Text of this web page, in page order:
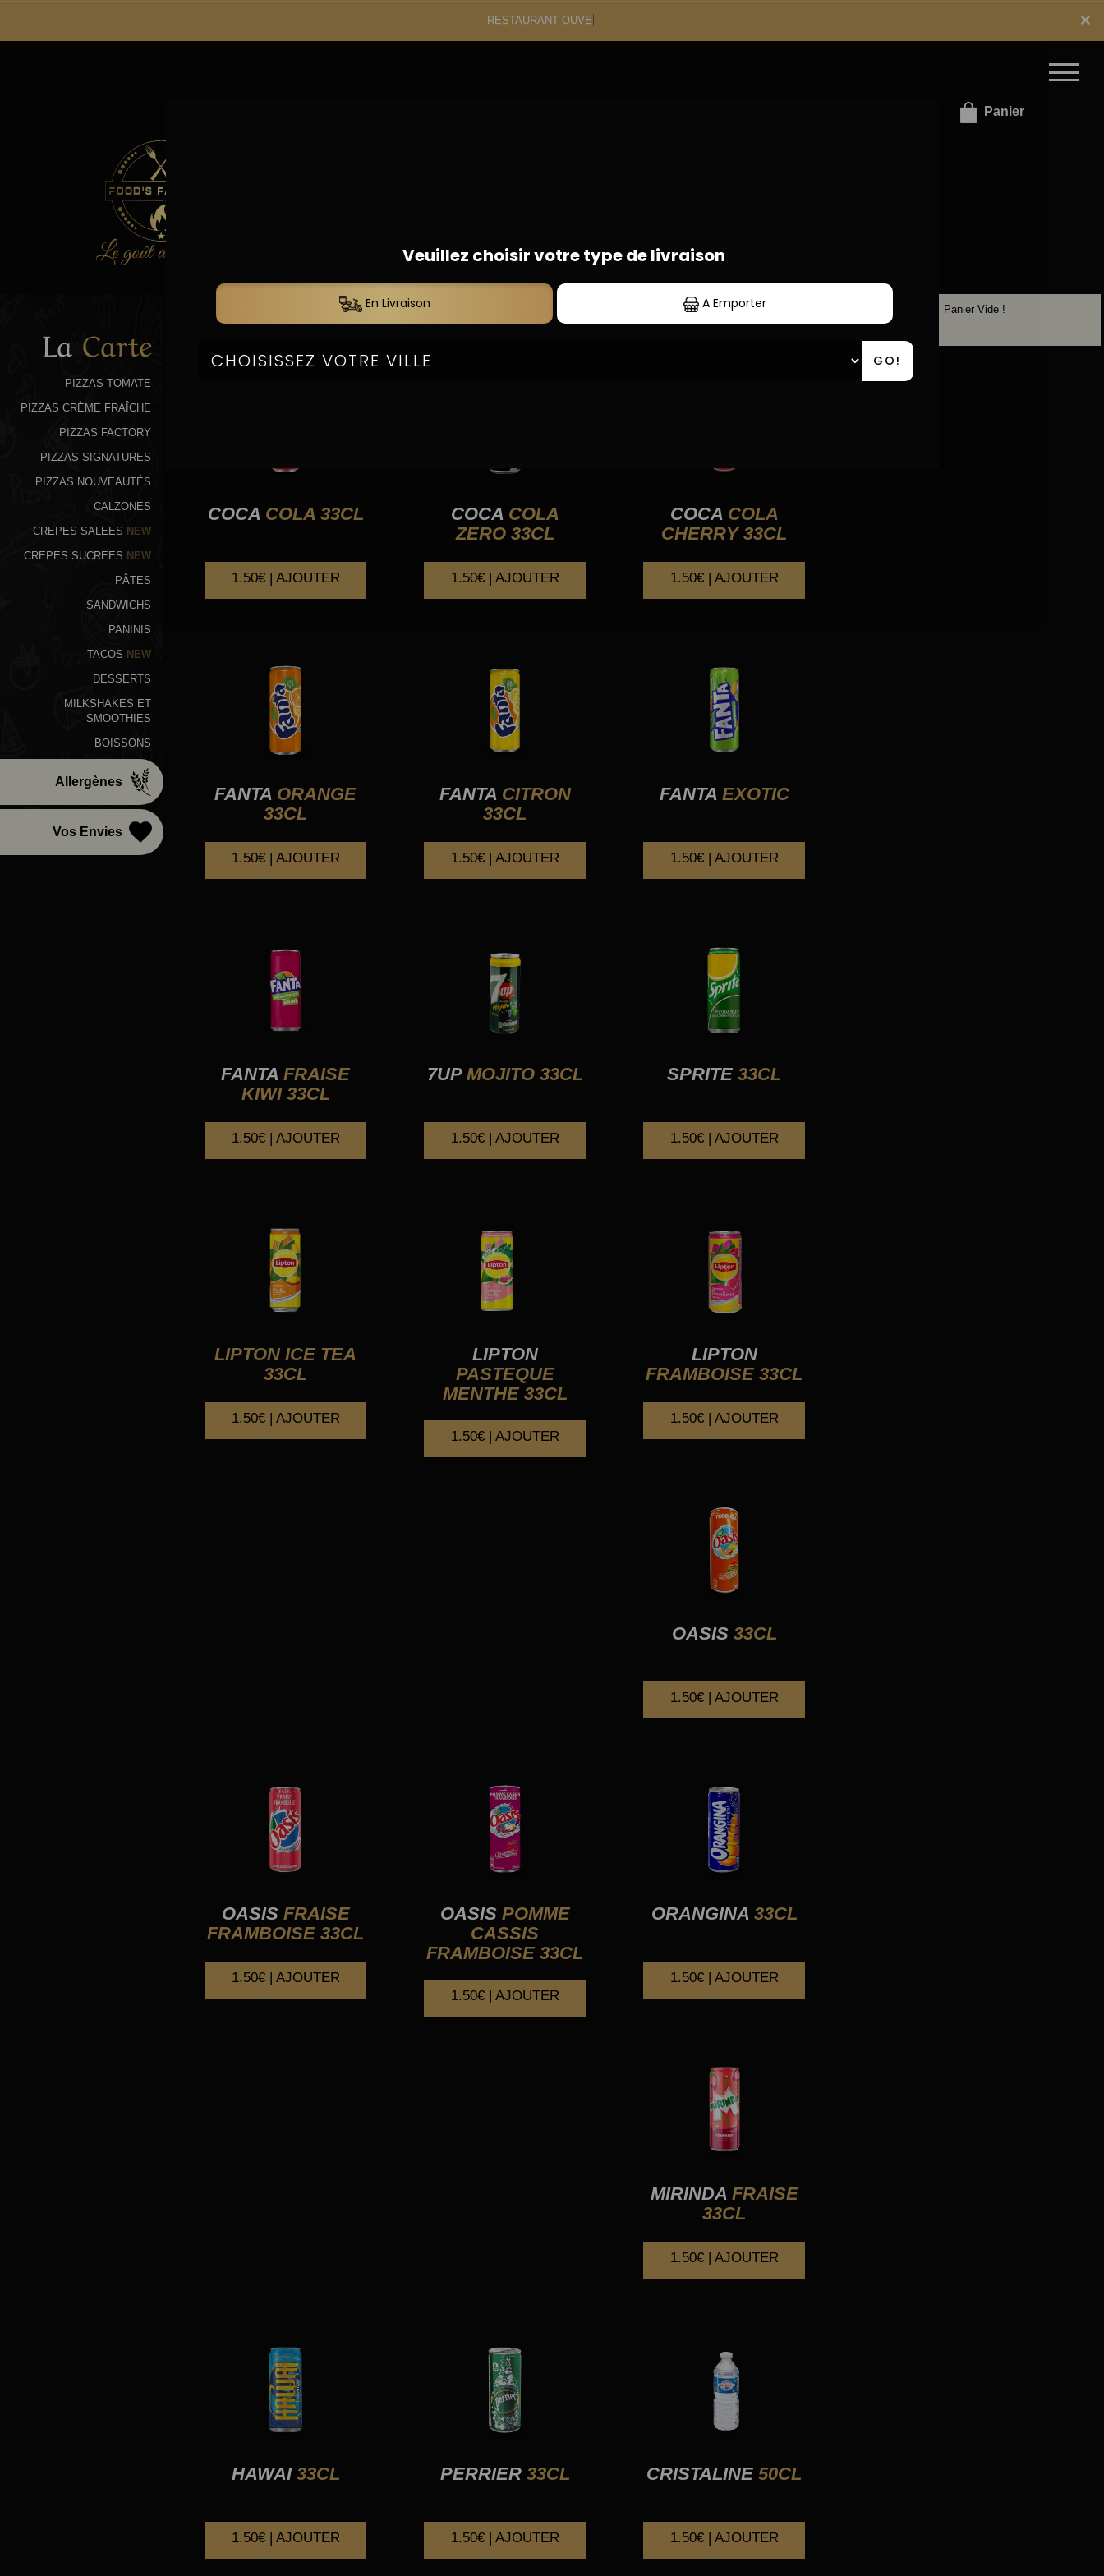
×
RES
Panier
x
La Carte
PIZZAS TOMATE
PIZZAS CRÈME FRAÎCHE
PIZZAS FACTORY
PIZZAS SIGNATURES
PIZZAS NOUVEAUTÉS
CALZONES
CREPES SALEES NEW
CREPES SUCREES NEW
PÂTES
SANDWICHS
PANINIS
TACOS NEW
DESSERTS
MILKSHAKES ET
SMOOTHIES
BOISSONS
Allergènes
Vos Envies
BOISSONS
COCACOLA 33CL
1.50€ | AJOUTER
COCACOLA
ZERO 33CL
1.50€ | AJOUTER
COCACOLA
CHERRY 33CL
1.50€ | AJOUTER
FANTA ORANGE
33CL
1.50€ | AJOUTER
FANTA CITRON
33CL
1.50€ | AJOUTER
FANTA EXOTIC
1.50€ | AJOUTER
FANTA FRAISE
KIWI 33CL
1.50€ | AJOUTER
7UPMOJITO 33CL
1.50€ | AJOUTER
SPRITE 33CL
1.50€ | AJOUTER
LIPTON ICE TEA
33CL
1.50€ | AJOUTER
LIPTON
PASTEQUE
MENTHE 33CL
1.50€ | AJOUTER
LIPTON
FRAMBOISE 33CL
1.50€ | AJOUTER
OASIS33CL
1.50€ | AJOUTER
OASISFRAISE
FRAMBOISE 33CL
1.50€ | AJOUTER
OASISPOMME
CASSIS
FRAMBOISE 33CL
1.50€ | AJOUTER
ORANGINA33CL
1.50€ | AJOUTER
MIRINDA FRAISE
33CL
1.50€ | AJOUTER
HAWAI33CL
1.50€ | AJOUTER
PERRIER33CL
1.50€ | AJOUTER
CRISTALINE 50CL
1.50€ | AJOUTER
Panier Vide !